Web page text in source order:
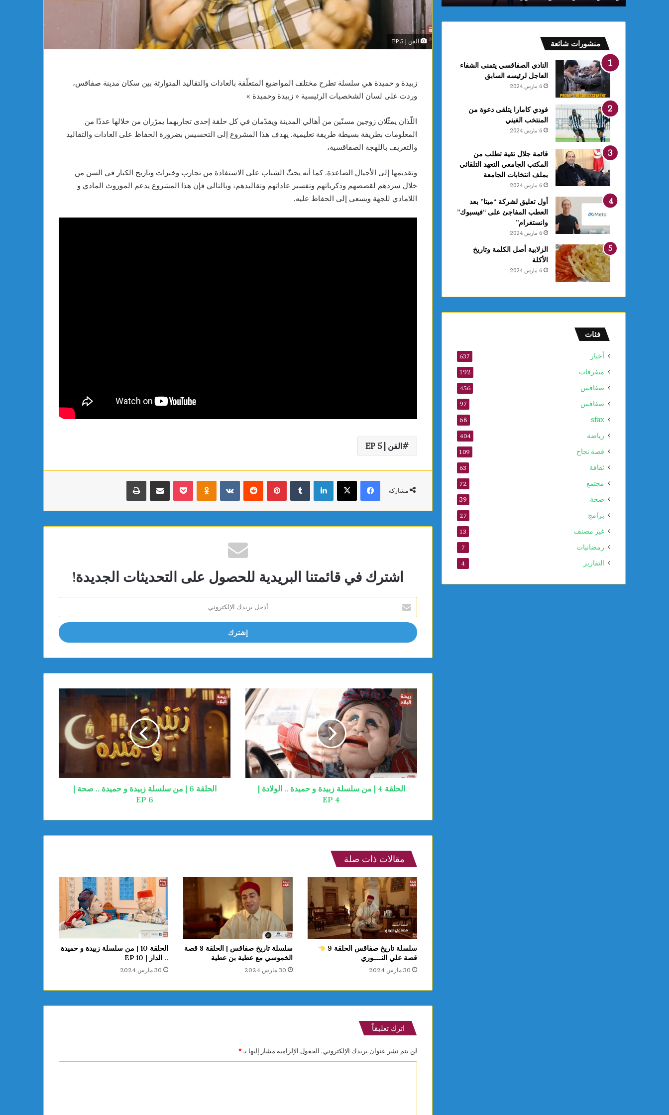
الفن | EP 5
زبيدة و حميدة هي سلسلة تطرح مختلف المواضيع المتعلّقة بالعادات والتقاليد المتوارثة بين سكان مدينة صفاقس،
وردت على لسان الشخصيات الرئيسية « زبيدة وحميدة »
اللّذان يمثّلان زوجين مسنّين من أهالي المدينة ويقدّمان في كل حلقة إحدى تجاربهما يمرّران من خلالها عددًا من
المعلومات بطريقة بسيطة طريفة تعليمية. يهدف هذا المشروع إلى التحسيس بضرورة الحفاظ على العادات والتقاليد
والتعريف باللهجة الصفاقسية،
وتقديمها إلى الأجيال الصاعدة. كما أنه يحثّ الشباب على الاستفادة من تجارب وخبرات وتاريخ الكبار في السن من
خلال سردهم لقصصهم وذكرياتهم وتفسير عاداتهم وتقاليدهم، وبالتالي فإن هذا المشروع يدعم الموروث المادي و
اللامادي للجهة ويسعى إلى الحفاظ عليه.
الفن | EP 5
مشاركة
فيسبوكX لينكدإن بينتيريست Odnoklassniki
بوكيت مشاركة عبر البريد طباعة
اشترك في قائمتنا البريدية للحصول على التحديثات الجديدة!
بريدك
الإلكتروني
الحلقة 4 | من سلسلة زبيدة و حميدة .. الولادة |
EP 4
الحلقة 6 | من سلسلة زبيدة و حميدة .. صحة |
EP 6
مقالات ذات صلة
سلسلة تاريخ صفاقس الحلقة 9
قصة علي النــــوري
30 مارس 2024
سلسلة تاريخ صفاقس | الحلقة 8 قصة
الخموسي مع عطية بن عطية
30 مارس 2024
الحلقة 10 | من سلسلة زبيدة و حميدة
.. الدار | EP 10
30 مارس 2024
اترك تعليقاً
لن يتم نشر عنوان بريدك الإلكتروني. الحقول الإلزامية مشار إليها بـ*
منشورات شائعة
النادي الصفاقسي يتمنى الشفاء
العاجل لرئيسه السابق
6 مارس 2024
فودي كامارا يتلقى دعوة من
المنتخب الغيني
6 مارس 2024
قائمة جلال تقية تطلب من
المكتب الجامعي التعهد التلقائي
بملف انتخابات الجامعة
6 مارس 2024
أول تعليق لشركة “ميتا” بعد
العطب المفاجئ على “فيسبوك”
وانستغرام”
6 مارس 2024
الزلابية أصل الكلمة وتاريخ
الأكلة
6 مارس 2024
فئات
أخبار 637
متفرقات 192
صفاقس 456
صفاقس 97
sfax
68
رياضة 404
قصة نجاح 109
ثقافة 63
مجتمع 72
صحة 39
برامج 27
غير مصنف 13
رمضانيات 7
التقارير 4